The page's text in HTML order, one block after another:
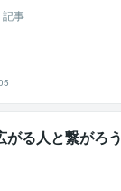
記事
がる人と繋がろう